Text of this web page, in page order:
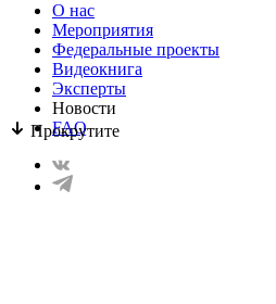
Прокрутите
О нас
Mероприятия
Федеральные проекты
Видеокнига
Эксперты
Новости
FAQ